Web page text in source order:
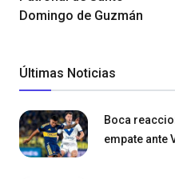
Domingo de Guzmán
Últimas Noticias
Boca
empate ante